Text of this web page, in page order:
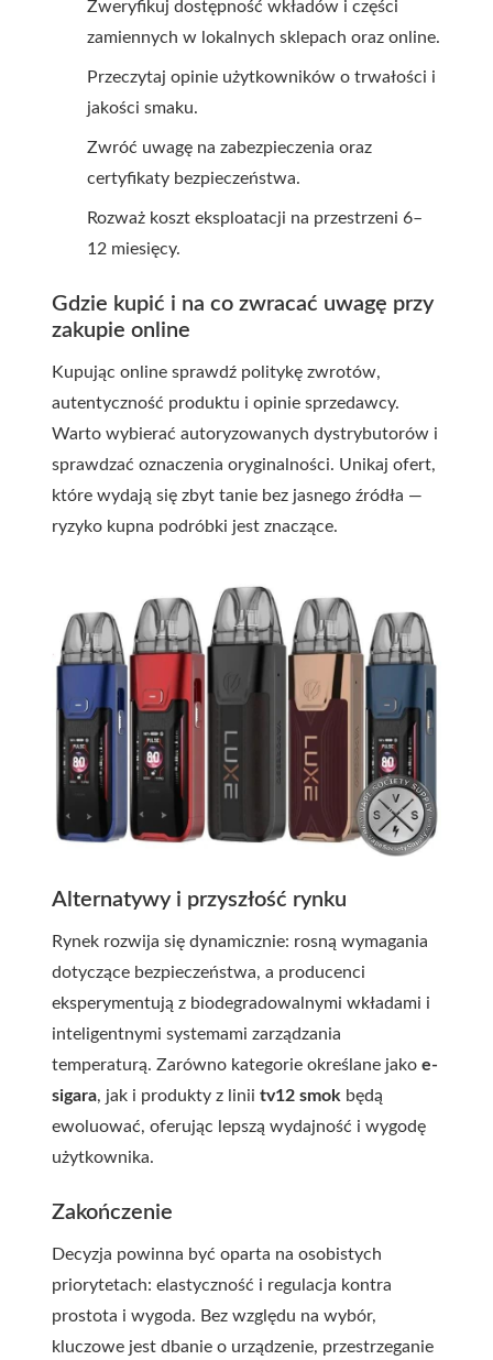
Zweryfikuj dostępność wkładów i części
zamiennych w lokalnych sklepach oraz online.
Przeczytaj opinie użytkowników o trwałości i
jakości smaku.
Zwróć uwagę na zabezpieczenia oraz
certyfikaty bezpieczeństwa.
Rozważ koszt eksploatacji na przestrzeni 6–
12 miesięcy.
Gdzie kupić i na co zwracać uwagę przy
zakupie online
Kupując online sprawdź politykę zwrotów,
autentyczność produktu i opinie sprzedawcy.
Warto wybierać autoryzowanych dystrybutorów i
sprawdzać oznaczenia oryginalności. Unikaj ofert,
które wydają się zbyt tanie bez jasnego źródła —
ryzyko kupna podróbki jest znaczące.
Alternatywy i przyszłość rynku
Rynek rozwija się dynamicznie: rosną wymagania
dotyczące bezpieczeństwa, a producenci
eksperymentują z biodegradowalnymi wkładami i
inteligentnymi systemami zarządzania
temperaturą. Zarówno kategorie określane jako e-
sigara, jak i produkty z linii tv12 smok będą
ewoluować, oferując lepszą wydajność i wygodę
użytkownika.
Zakończenie
Decyzja powinna być oparta na osobistych
priorytetach: elastyczność i regulacja kontra
prostota i wygoda. Bez względu na wybór,
kluczowe jest dbanie o urządzenie, przestrzeganie